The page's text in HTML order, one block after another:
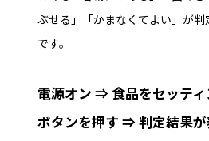
ぶせる」「かまなくてよい」が
です。
電源オン ⇒ 食品をセッテ
ボタンを押す ⇒ 判定結果